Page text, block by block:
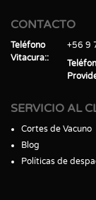
CONTACTO
Teléfono
Vitacura:
+56 9
SERVICIO AL
Cortes de Vacuno
Blog
Políticas de